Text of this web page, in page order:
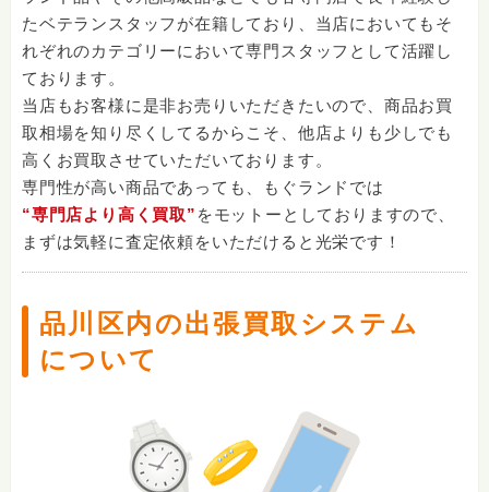
たベテランスタッフが在籍しており、当店においてもそ
れぞれのカテゴリーにおいて専門スタッフとして活躍し
ております。
当店もお客様に是非お売りいただきたいので、商品お買
取相場を知り尽くしてるからこそ、他店よりも少しでも
高くお買取させていただいております。
専門性が高い商品であっても、もぐランドでは
“専門店より高く買取” をモットーとしておりますので、
まずは気軽に査定依頼をいただけると光栄です！
品川区内の出張買取システム
について